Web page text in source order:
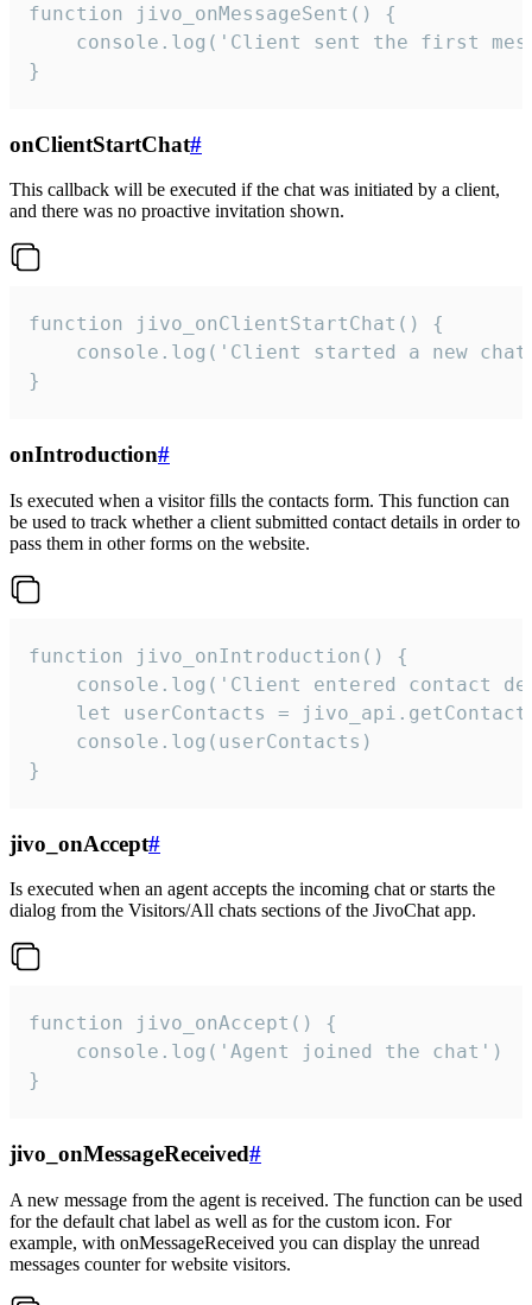
function jivo_onMessageSent() {
console.log('Client sent the first
}
onClientStartChat#
This callback will be executed if the chat was initiated by a client,
and there was no proactive invitation shown.
function jivo_onClientStartChat() {
console.log('Client started a new
}
onIntroduction#
Is executed when a visitor fills the contacts form. This function can
be used to track whether a client submitted contact details in order to
pass them in other forms on the website.
function jivo_onIntroduction() {
console.log('Client entered contact
let userContacts =
    console.log(userContacts)
}
jivo_onAccept#
Is executed when an agent accepts the incoming chat or starts the
dialog from the Visitors/All chats sections of the JivoChat app.
function jivo_onAccept() {
}
jivo_onMessageReceived#
A new message from the agent is received. The function can be used
for the default chat label as well as for the custom icon. For
example, with onMessageReceived you can display the unread
messages counter for website visitors.